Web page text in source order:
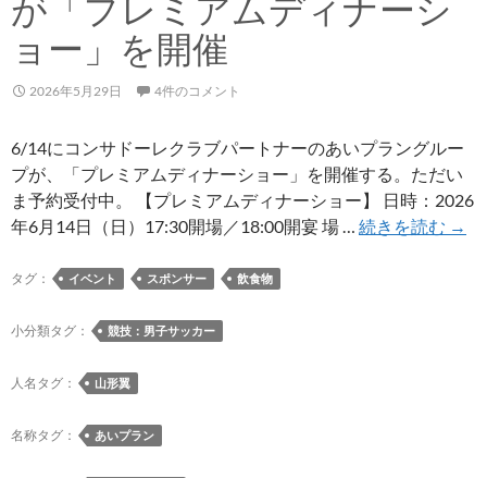
延
が「プレミアムディナーシ
ョー」を開催
2026年5月29日 4件のコメント
6/14にコンサドーレクラブパートナーのあいプラングルー
プが、「プレミアムディナーショー」を開催する。ただい
ま予約受付中。 【プレミアムディナーショー】 日時：2026
年6月14日（日）17:30開場／18:00開宴 場 … 続きを読む 6/14
→
タグ： イベント スポンサー 飲食物
小分類タグ： 競技：男子サッカー
人名タグ： 山形翼
名称タグ： あいプラン